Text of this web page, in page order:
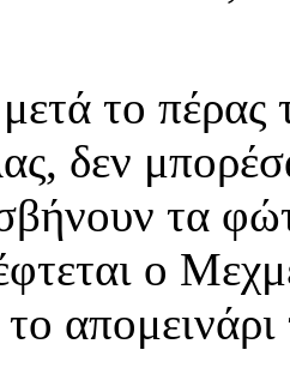
το
δεν
τα
ο